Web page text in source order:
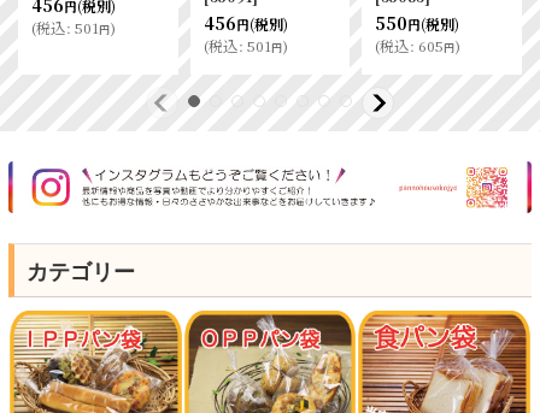
円(税別)
(税込: 618円)
円(税別)
(税込: 501円) 718円(税別)
(税込: 789円)
カテゴリー